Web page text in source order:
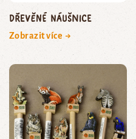
Dřevěné náušnice
Zobrazit více →